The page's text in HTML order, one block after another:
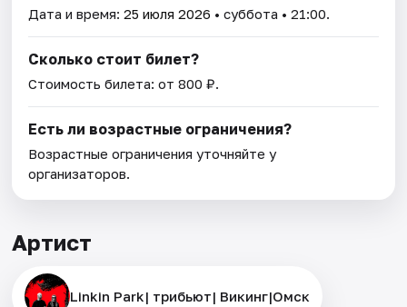
Дата и время:25 июля 2026 • суббота • 21:00.
Сколько стоит билет?
Стоимость билета: от 800 ₽.
Есть ли возрастные ограничения?
Возрастные ограничения уточняйте у
организаторов.
Артист
Linkin Park| трибьют| Викинг|Омск